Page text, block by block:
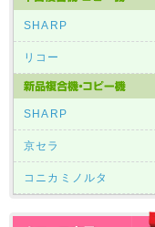
SHARP
リコー
SHARP
京セラ
コニカミノルタ